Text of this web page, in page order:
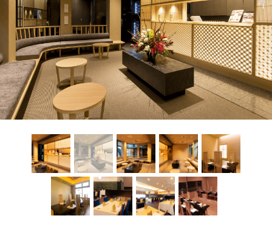
ご結婚式 1.5次会・
二次会
オンライン通販
(造り/焼物/蒸し/ボイル伊勢海老)
(ごちそう重/誕生日重/還暦重/お食い初め重)
(生おせち/おせち冷凍)
弁当宅配・仕出し
製薬会社・MR
企業情報
採用情報
ご意見・お問合せ